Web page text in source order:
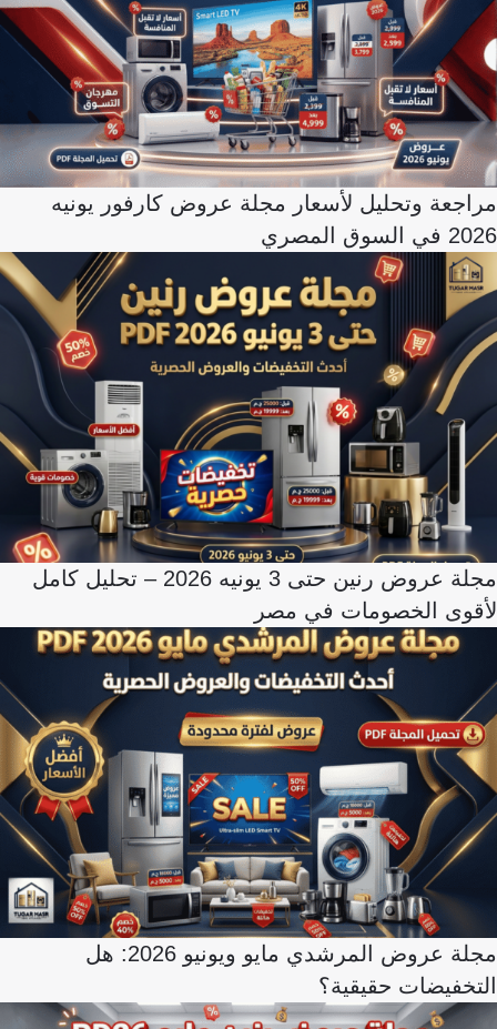
مراجعة وتحليل لأسعار مجلة عروض كارفور يونيه
2026 في السوق المصري
مجلة عروض رنين حتى 3 يونيه 2026 – تحليل كامل
لأقوى الخصومات في مصر
مجلة عروض المرشدي مايو ويونيو 2026: هل
التخفيضات حقيقية؟